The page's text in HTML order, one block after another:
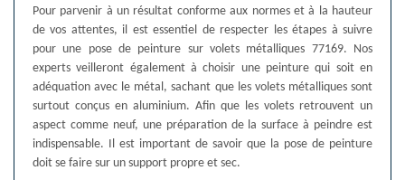
Pour parvenir à un résultat conforme aux normes et à la hauteur
de vos attentes, il est essentiel de respecter les étapes à suivre
pour une pose de peinture sur volets métalliques 77169. Nos
experts veilleront également à choisir une peinture qui soit en
adéquation avec le métal, sachant que les volets métalliques sont
surtout conçus en aluminium. Afin que les volets retrouvent un
aspect comme neuf, une préparation de la surface à peindre est
indispensable. Il est important de savoir que la pose de peinture
doit se faire sur un support propre et sec.